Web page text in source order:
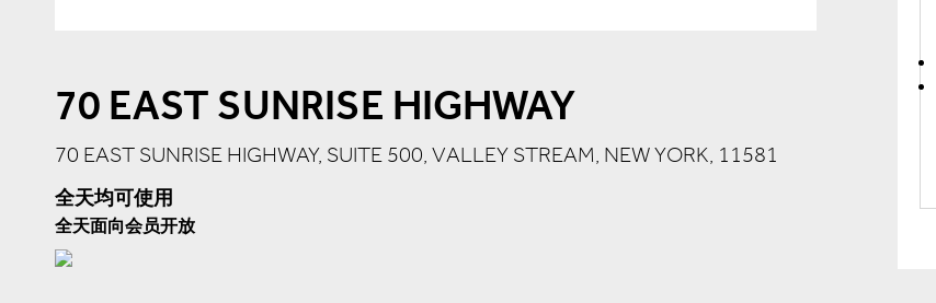
70 EAST SUNRISE HIGHWAY
70 EAST SUNRISE HIGHWAY, SUITE 500, VALLEY STREAM, NEW YORK, 11581
全天均可使用
全天面向会员开放